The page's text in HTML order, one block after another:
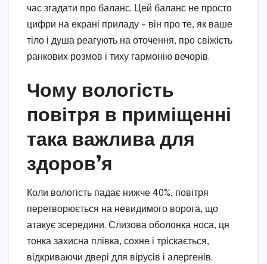
час згадати про баланс. Цей баланс не просто
цифри на екрані приладу – він про те, як ваше
тіло і душа реагують на оточення, про свіжість
ранкових розмов і тиху гармонію вечорів.
Чому вологість
повітря в приміщенні
така важлива для
здоров’я
Коли вологість падає нижче 40%, повітря
перетворюється на невидимого ворога, що
атакує зсередини. Слизова оболонка носа, ця
тонка захисна плівка, сохне і тріскається,
відкриваючи двері для вірусів і алергенів.